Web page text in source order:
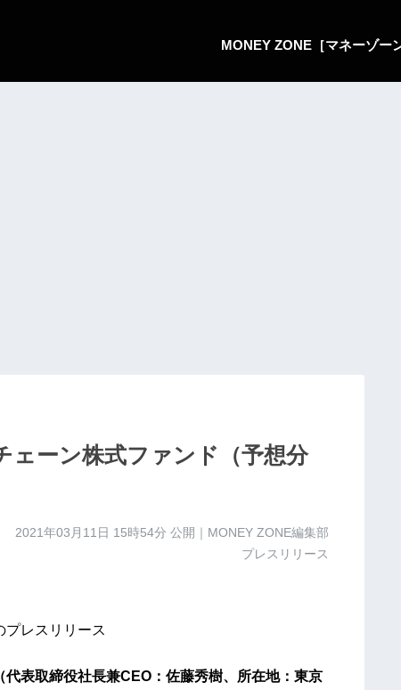
MONEY ZONE［マネーゾー
ーン株式ファンド（予想分
2021年03月11日 15時54分 公開｜MONEY ZONE編集部
プレスリリース
プレスリリース
表取締役社長兼CEO：佐藤秀樹、所在地：東京